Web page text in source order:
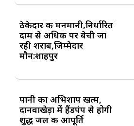
ठेकेदार की मनमानी,निर्धारित
दाम से अधिक पर बेची जा
रही शराब,जिम्मेदार
मौन:शाहपुर
पानी का अभिशाप खत्म,
दानवाखेड़ा में हैंडपंप से होगी
शुद्ध जल की आपूर्ति